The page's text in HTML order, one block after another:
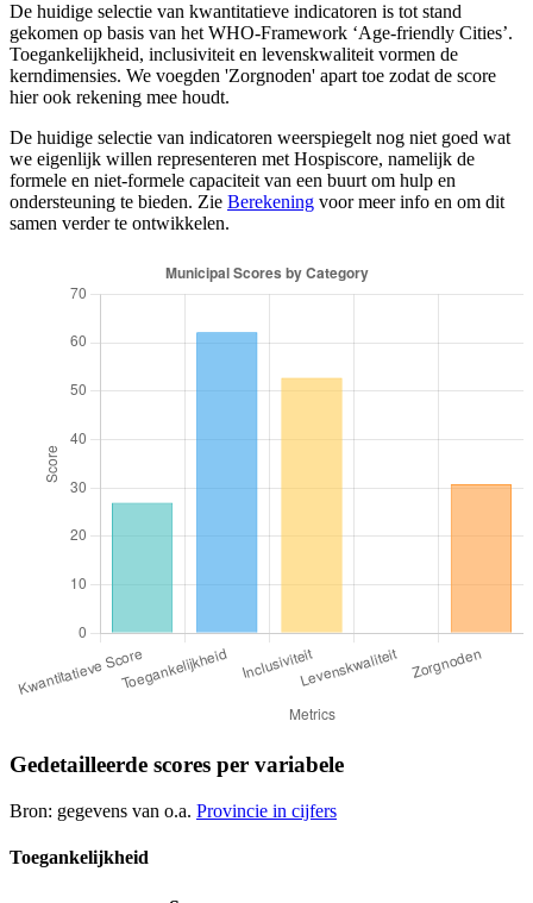
De huidige selectie van kwantitatieve indicatoren is tot stand
gekomen op basis van het WHO-Framework ‘Age-friendly Cities’.
Toegankelijkheid, inclusiviteit en levenskwaliteit vormen de
kerndimensies. We voegden 'Zorgnoden' apart toe zodat de score
hier ook rekening mee houdt.
De huidige selectie van indicatoren weerspiegelt nog niet goed wat
we eigenlijk willen representeren met Hospiscore, namelijk de
formele en niet-formele capaciteit van een buurt om hulp en
ondersteuning te bieden. Zie Berekening voor meer info en om dit
samen verder te ontwikkelen.
Gedetailleerde scores per variabele
Bron: gegevens van o.a. Provincie in cijfers
Toegankelijkheid